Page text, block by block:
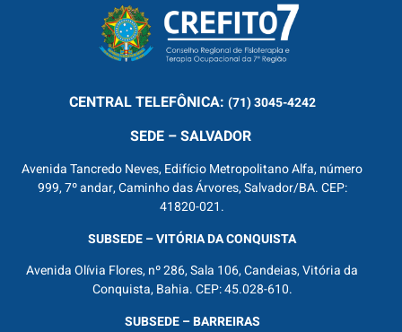
CENTRALTELEFÔNICA: (71) 3045-4242
SEDE – SALVADOR
Avenida Tancredo Neves, Edifício Metropolitano Alfa, número
999, 7º andar, Caminho das Árvores, Salvador/BA. CEP:
41820-021.
SUBSEDE – VITÓRIA DA CONQUISTA
Avenida Olívia Flores, nº 286, Sala 106, Candeias, Vitória da
Conquista, Bahia. CEP: 45.028-610.
SUBSEDE – BARREIRAS